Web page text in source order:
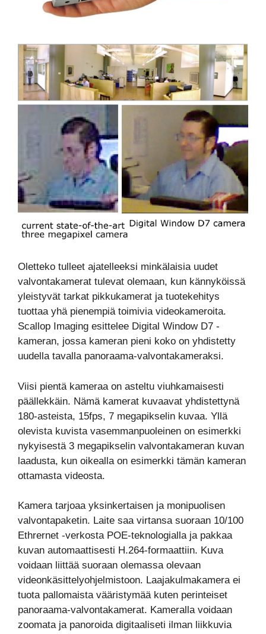
Oletteko tulleet ajatelleeksi minkälaisia uudet
valvontakamerat tulevat olemaan, kun kännyköissä
yleistyvät tarkat pikkukamerat ja tuotekehitys
tuottaa yhä pienempiä toimivia videokameroita.
Scallop Imaging esittelee Digital Window D7 -
kameran, jossa kameran pieni koko on yhdistetty
uudella tavalla panoraama-valvontakameraksi.
Viisi pientä kameraa on asteltu viuhkamaisesti
päällekkäin. Nämä kamerat kuvaavat yhdistettynä
180-asteista, 15fps, 7 megapikselin kuvaa. Yllä
olevista kuvista vasemmanpuoleinen on esimerkki
nykyisestä 3 megapikselin valvontakameran kuvan
laadusta, kun oikealla on esimerkki tämän kameran
ottamasta videosta.
Kamera tarjoaa yksinkertaisen ja monipuolisen
valvontapaketin. Laite saa virtansa suoraan 10/100
Ethrernet -verkosta POE-teknologialla ja pakkaa
kuvan automaattisesti H.264-formaattiin. Kuva
voidaan liittää suoraan olemassa olevaan
videonkäsittelyohjelmistoon. Laajakulmakamera ei
tuota pallomaista vääristymää kuten perinteiset
panoraama-valvontakamerat. Kameralla voidaan
zoomata ja panoroida digitaaliseti ilman liikkuvia